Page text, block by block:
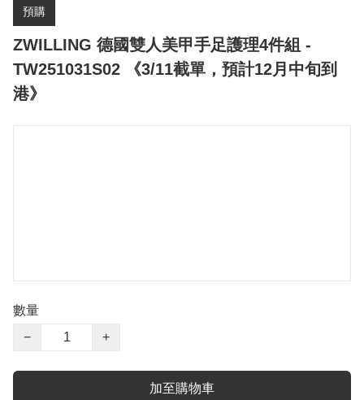
預購
ZWILLING 德國雙人美甲手足護理4件組 -
TW251031S02 《3/11截單，預計12月中旬到
港》
數量
−
+
加至購物車